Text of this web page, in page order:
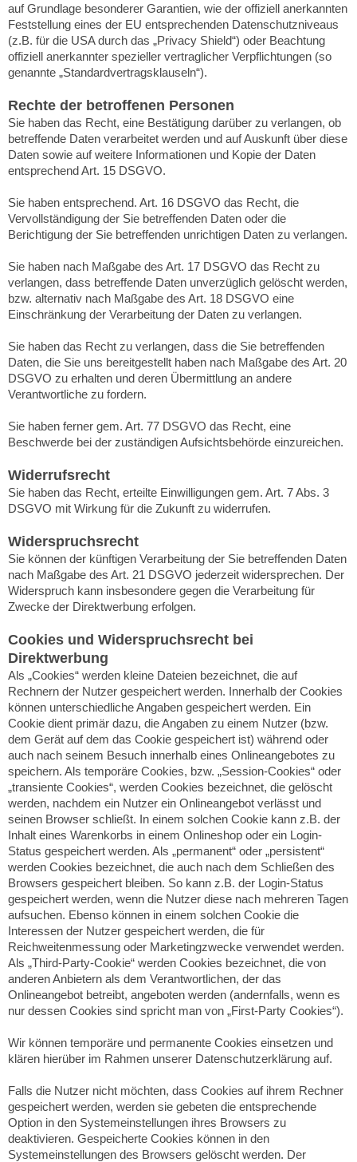
auf Grundlage besonderer Garantien, wie der offiziell anerkannten
Feststellung eines der EU entsprechenden Datenschutzniveaus
(z.B. für die USA durch das „Privacy Shield“) oder Beachtung
offiziell anerkannter spezieller vertraglicher Verpflichtungen (so
genannte „Standardvertragsklauseln“).
Rechte der betroffenen Personen
Sie haben das Recht, eine Bestätigung darüber zu verlangen, ob
betreffende Daten verarbeitet werden und auf Auskunft über diese
Daten sowie auf weitere Informationen und Kopie der Daten
entsprechend Art. 15 DSGVO.
Sie haben entsprechend. Art. 16 DSGVO das Recht, die
Vervollständigung der Sie betreffenden Daten oder die
Berichtigung der Sie betreffenden unrichtigen Daten zu verlangen.
Sie haben nach Maßgabe des Art. 17 DSGVO das Recht zu
verlangen, dass betreffende Daten unverzüglich gelöscht werden,
bzw. alternativ nach Maßgabe des Art. 18 DSGVO eine
Einschränkung der Verarbeitung der Daten zu verlangen.
Sie haben das Recht zu verlangen, dass die Sie betreffenden
Daten, die Sie uns bereitgestellt haben nach Maßgabe des Art. 20
DSGVO zu erhalten und deren Übermittlung an andere
Verantwortliche zu fordern.
Sie haben ferner gem. Art. 77 DSGVO das Recht, eine
Beschwerde bei der zuständigen Aufsichtsbehörde einzureichen.
Widerrufsrecht
Sie haben das Recht, erteilte Einwilligungen gem. Art. 7 Abs. 3
DSGVO mit Wirkung für die Zukunft zu widerrufen.
Widerspruchsrecht
Sie können der künftigen Verarbeitung der Sie betreffenden Daten
nach Maßgabe des Art. 21 DSGVO jederzeit widersprechen. Der
Widerspruch kann insbesondere gegen die Verarbeitung für
Zwecke der Direktwerbung erfolgen.
Cookies und Widerspruchsrecht bei
Direktwerbung
Als „Cookies“ werden kleine Dateien bezeichnet, die auf
Rechnern der Nutzer gespeichert werden. Innerhalb der Cookies
können unterschiedliche Angaben gespeichert werden. Ein
Cookie dient primär dazu, die Angaben zu einem Nutzer (bzw.
dem Gerät auf dem das Cookie gespeichert ist) während oder
auch nach seinem Besuch innerhalb eines Onlineangebotes zu
speichern. Als temporäre Cookies, bzw. „Session-Cookies“ oder
„transiente Cookies“, werden Cookies bezeichnet, die gelöscht
werden, nachdem ein Nutzer ein Onlineangebot verlässt und
seinen Browser schließt. In einem solchen Cookie kann z.B. der
Inhalt eines Warenkorbs in einem Onlineshop oder ein Login-
Status gespeichert werden. Als „permanent“ oder „persistent“
werden Cookies bezeichnet, die auch nach dem Schließen des
Browsers gespeichert bleiben. So kann z.B. der Login-Status
gespeichert werden, wenn die Nutzer diese nach mehreren Tagen
aufsuchen. Ebenso können in einem solchen Cookie die
Interessen der Nutzer gespeichert werden, die für
Reichweitenmessung oder Marketingzwecke verwendet werden.
Als „Third-Party-Cookie“ werden Cookies bezeichnet, die von
anderen Anbietern als dem Verantwortlichen, der das
Onlineangebot betreibt, angeboten werden (andernfalls, wenn es
nur dessen Cookies sind spricht man von „First-Party Cookies“).
Wir können temporäre und permanente Cookies einsetzen und
klären hierüber im Rahmen unserer Datenschutzerklärung auf.
Falls die Nutzer nicht möchten, dass Cookies auf ihrem Rechner
gespeichert werden, werden sie gebeten die entsprechende
Option in den Systemeinstellungen ihres Browsers zu
deaktivieren. Gespeicherte Cookies können in den
Systemeinstellungen des Browsers gelöscht werden. Der